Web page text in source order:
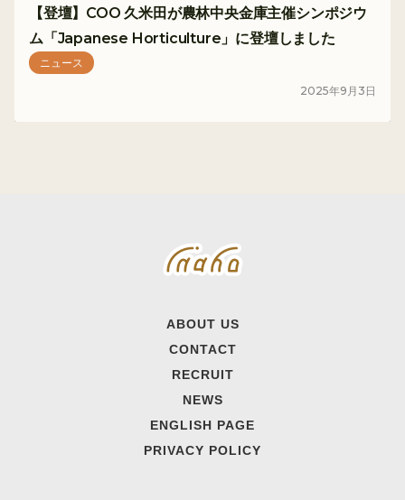
【登壇】COO 久米田が農林中央金庫主催シンポジウ
ム「Japanese Horticulture」に登壇しました
ニュース
2025年9 月 3 日
ABOUT US
CONTACT
RECRUIT
NEWS
ENGLISH PAGE
PRIVACY POLICY